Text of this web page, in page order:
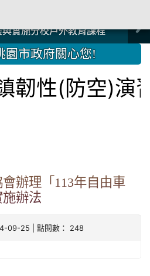
愛傳球計畫
愛傳球計畫
實施分校戶外教育課程
實施分校戶外教育課程
：2024.3.19 桃園市家長會與桃
義剪活動
：2024.3.19 桃園市家長會與桃
義剪活動
合照
合照
實施分校戶外教育課程
實施分校戶外教育課程
：110.12.22 國際獅子會與本校
：110.12.22 國際獅子會與本校
：110.12.22 國際獅子會贈送本
：110.12.22 國際獅子會贈送本
本校學生耶誕禮物
本校學生耶誕禮物
本校學生獎助學金
本校學生獎助學金
賽；本校師生與國際獅子會獅
賽；本校師生與國際獅子會獅
惠，建立良善公共關係
惠，建立良善公共關係
園市政府關心您!
韌性(防空)演
辦理「113年自由車
辦法
09-25 | 點閱數： 248